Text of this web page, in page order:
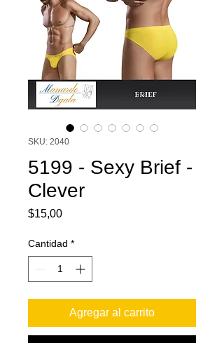
SKU: 2040
5199 - Sexy Brief -
Clever
$15,00Precio
Cantidad *
Agregar al carrito